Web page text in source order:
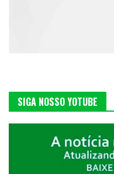
SIGA NOSSO YOTUBE